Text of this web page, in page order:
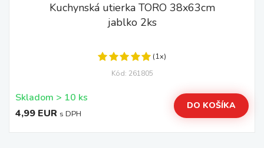
Kuchynská utierka TORO 38x63cm
jablko 2ks
(1x)
Kód: 261805
Skladom > 10 ks
4,99 EUR s DPH
DO KOŠÍKA